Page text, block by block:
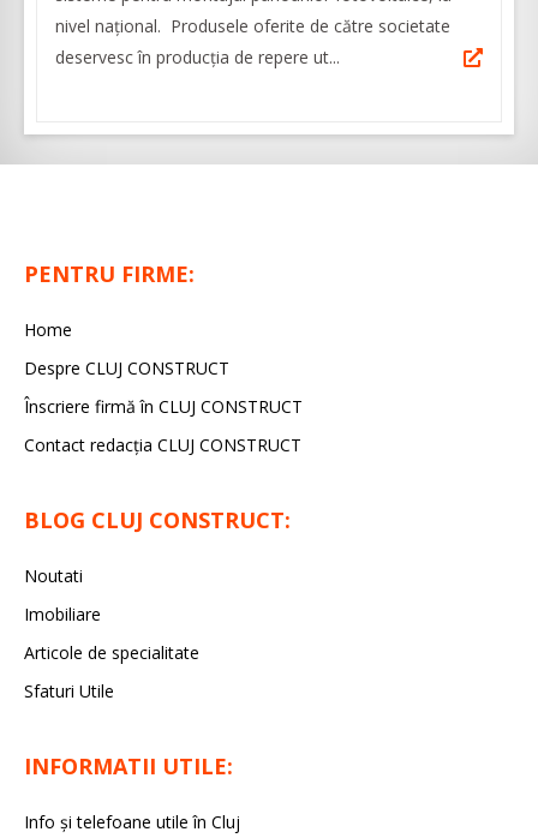
nivel naţional. Produsele oferite de către societate
deservesc în producţia de repere ut...
PENTRU FIRME:
Home
Despre CLUJ CONSTRUCT
Înscriere firmă în CLUJ CONSTRUCT
Contact redacția CLUJ CONSTRUCT
BLOG CLUJ CONSTRUCT:
Noutati
Imobiliare
Articole de specialitate
Sfaturi Utile
INFORMATII UTILE:
Info și telefoane utile în Cluj